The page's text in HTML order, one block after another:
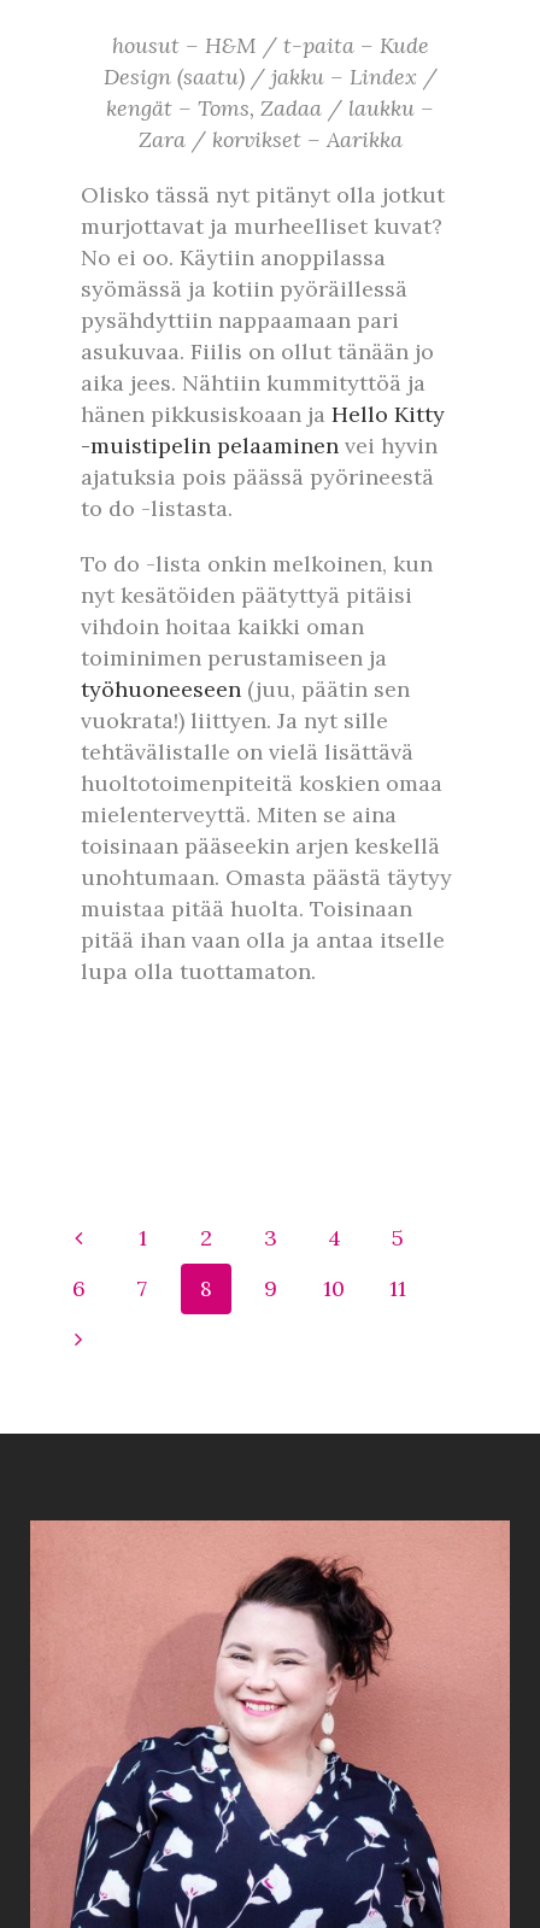
housut – H&M / t-paita – Kude
Design (saatu) / jakku – Lindex /
kengät – Toms, Zadaa / laukku –
Zara / korvikset – Aarikka
Olisko tässä nyt pitänyt olla jotkut
murjottavat ja murheelliset kuvat?
No ei oo. Käytiin anoppilassa
syömässä ja kotiin pyöräillessä
pysähdyttiin nappaamaan pari
asukuvaa. Fiilis on ollut tänään jo
aika jees. Nähtiin kummityttöä ja
hänen pikkusiskoaan ja Hello Kitty
-muistipelin pelaaminen vei hyvin
ajatuksia pois päässä pyörineestä
to do -listasta.
To do -lista onkin melkoinen, kun
nyt kesätöiden päätyttyä pitäisi
vihdoin hoitaa kaikki oman
toiminimen perustamiseen ja
työhuoneeseen (juu, päätin sen
vuokrata!) liittyen. Ja nyt sille
tehtävälistalle on vielä lisättävä
huoltotoimenpiteitä koskien omaa
mielenterveyttä. Miten se aina
toisinaan pääseekin arjen keskellä
unohtumaan. Omasta päästä täytyy
muistaa pitää huolta. Toisinaan
pitää ihan vaan olla ja antaa itselle
lupa olla tuottamaton.
1 2 3 4
5
6
7 8 9 10 11